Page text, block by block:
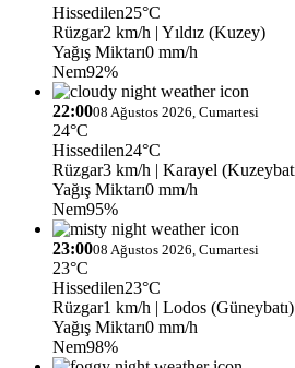
Hissedilen25°C
Rüzgar2 km/h | Yıldız (Kuzey)
Yağış Miktarı0 mm/h
Nem92%
22:0008 Ağustos 2026, Cumartesi
24°C
Hissedilen24°C
Rüzgar3 km/h | Karayel
Yağış Miktarı0 mm/h
Nem95%
23:0008 Ağustos 2026, Cumartesi
23°C
Hissedilen23°C
Rüzgar1 km/h | Lodos (Güneybatı)
Yağış Miktarı0 mm/h
Nem98%